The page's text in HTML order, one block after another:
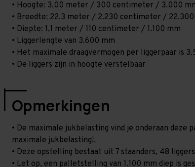
• Hoogte: 3,00 meter / 300 centimeter / 3.000
• Breedte: 22,3 meter / 2.230 centimeter /
• Diepte: 1,1 meter / 110 centimeter / 1.100 mm
• Liggerlengte van 3.600 mm
• Het maximale draagvermogen per liggerpaar is
• De liggers zijn in hoogte verstelbaar
Opmerkingen
• De maximale jukbelasting vind je onderaan deze
maximale jukbelasting!.
• Deze opstelling bestaat uit 7 staanders, 48
• Let op, een palletstelling van 1.100 mm diep is